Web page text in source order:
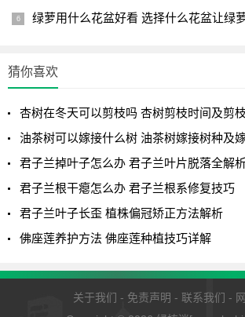
绿萝用什么花盆好看 选择什么花盆让绿
猜你喜欢
杏树在冬天可以剪枝吗 杏树剪枝时间及剪
油茶树可以嫁接什么树 油茶树嫁接树种及
君子兰掉叶子怎么办 君子兰叶片脱落全解
君子兰根干瘪怎么办 君子兰根系修复技巧
君子兰叶子长歪 植株偏冠矫正方法解析
佛座莲养护方法 佛座莲种植技巧详解
关于我们 - 免责声明 - 联系我们 -